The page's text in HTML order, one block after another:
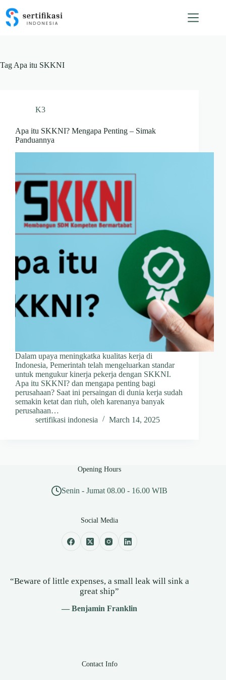
content
Tag Apa itu SKKNI
K3
Apa itu SKKNI? Mengapa Penting – Simak
Panduannya
Dalam upaya meningkatka kualitas kerja di
Indonesia, Pemerintah telah mengeluarkan standar
untuk mengukur kinerja pekerja dengan SKKNI.
Apa itu SKKNI? dan mengapa penting bagi
perusahaan? Saat ini persaingan di dunia kerja sudah
semakin ketat dan riuh, oleh karenanya banyak
perusahaan…
sertifikasi indonesia
March 14, 2025
Opening Hours
Senin - Jumat 08.00 - 16.00 WIB
Social Media
“Beware of little expenses, a small leak will sink a
great ship”
— Benjamin Franklin
Contact Info